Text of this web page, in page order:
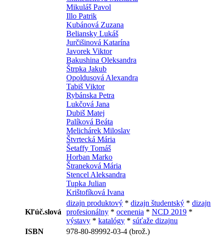
Mikuláš Pavol
Illo Patrik
Kubánová Zuzana
Beliansky Lukáš
Jurčišinová Katarína
Javorek Viktor
Bakushina Oleksandra
Štrpka Jakub
Opoldusová Alexandra
Tabiš Viktor
Rybánska Petra
Lukčová Jana
Dubiš Matej
Palíková Beáta
Melichárek Miloslav
Štvrtecká Mária
Šetaffy Tomáš
Horban Marko
Štraneková Mária
Stencel Aleksandra
Tupka Julian
Krištofíková Ivana
Kľúč.slová
dizajn produktový * dizajn študentský * dizajn
profesionálny * ocenenia * NCD 2019 *
výstavy * katalógy * súťaže dizajnu
ISBN
978-80-89992-03-4 (brož.)